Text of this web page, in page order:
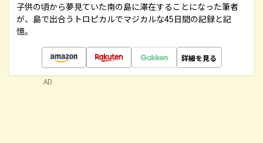
子供の頃から夢見ていた南の島に滞在することになった筆者
が、島で出合うトロピカルでマジカルな45日間の記録と記
憶。
詳細を見る
AD